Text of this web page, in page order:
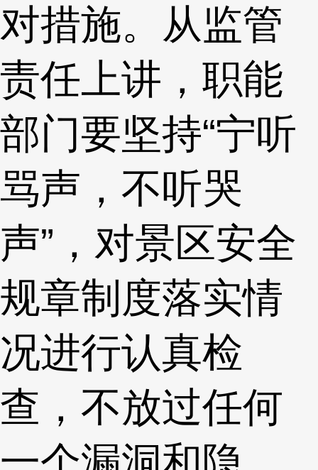
对措施。从监管
责任上讲，职能
部门要坚持“宁听
骂声，不听哭
声”，对景区安全
规章制度落实情
况进行认真检
查，不放过任何